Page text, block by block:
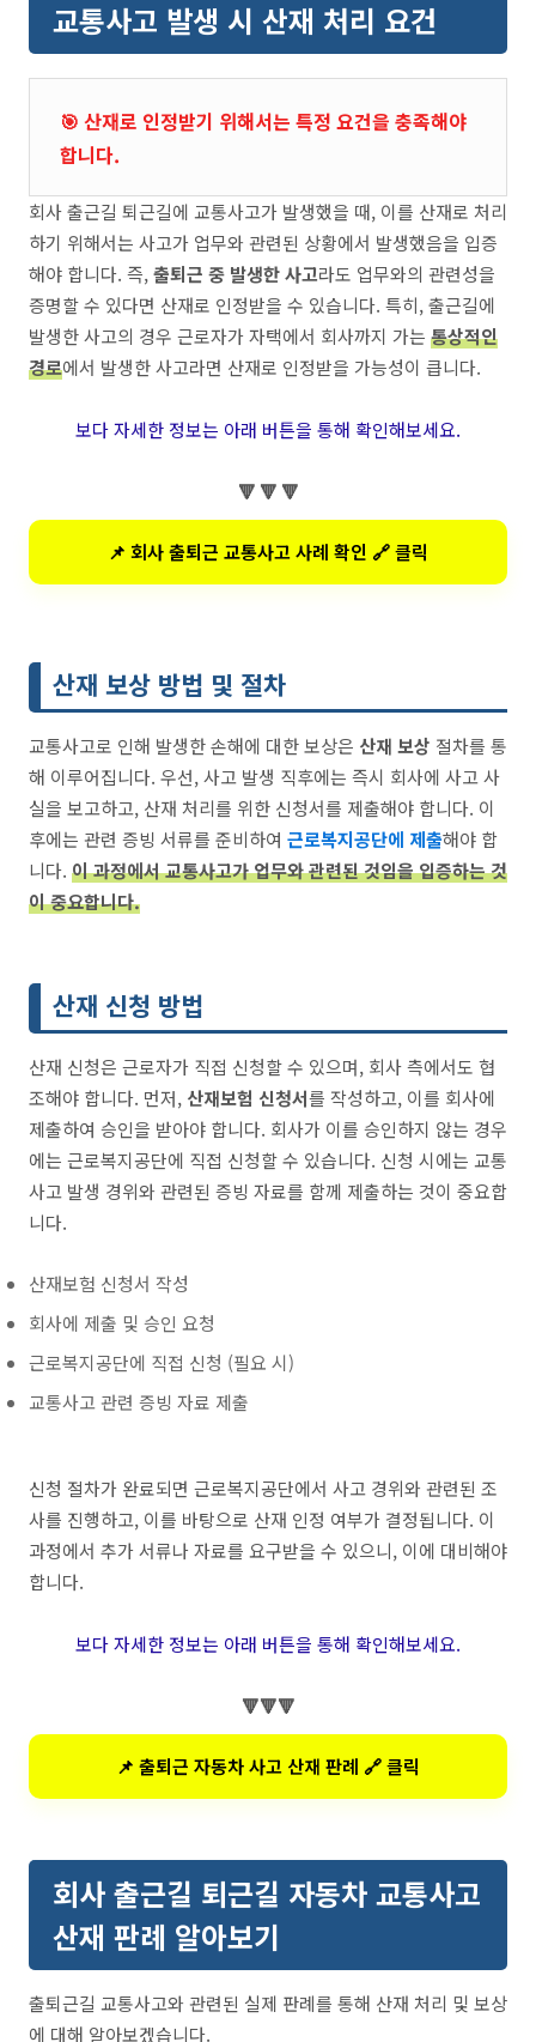
교통사고 발생 시 산재 처리 요건
🎯 산재로 인정받기 위해서는 특정 요건을 충족해야
합니다.
회사 출근길 퇴근길에 교통사고가 발생했을 때, 이를 산재로 처리
하기 위해서는 사고가 업무와 관련된 상황에서 발생했음을 입증
해야 합니다. 즉,출퇴근 중 발생한 사고라도 업무와의 관련성을
증명할 수 있다면 산재로 인정받을 수 있습니다. 특히, 출근길에
발생한 사고의 경우 근로자가 자택에서 회사까지 가는 통상적인
경로에서 발생한 사고라면 산재로 인정받을 가능성이 큽니다.
보다 자세한 정보는 아래 버튼을 통해 확인해보세요.
🔻 🔻 🔻
📌 회사 출퇴근 교통사고 사례 확인 🔗 클릭
산재 보상 방법 및 절차
교통사고로 인해 발생한 손해에 대한 보상은 산재 보상 절차를 통
해 이루어집니다. 우선, 사고 발생 직후에는 즉시 회사에 사고 사
실을 보고하고, 산재 처리를 위한 신청서를 제출해야 합니다. 이
후에는 관련 증빙 서류를 준비하여 근로복지공단에 제출해야 합
니다. 이 과정에서 교통사고가 업무와 관련된 것임을 입증하는 것
이 중요합니다.
산재 신청 방법
산재 신청은 근로자가 직접 신청할 수 있으며, 회사 측에서도 협
조해야 합니다. 먼저, 산재보험 신청서를 작성하고, 이를 회사에
제출하여 승인을 받아야 합니다. 회사가 이를 승인하지 않는 경우
에는 근로복지공단에 직접 신청할 수 있습니다. 신청 시에는 교통
사고 발생 경위와 관련된 증빙 자료를 함께 제출하는 것이 중요합
니다.
산재보험 신청서 작성
회사에 제출 및 승인 요청
근로복지공단에 직접 신청 (필요 시)
교통사고 관련 증빙 자료 제출
신청 절차가 완료되면 근로복지공단에서 사고 경위와 관련된 조
사를 진행하고, 이를 바탕으로 산재 인정 여부가 결정됩니다. 이
과정에서 추가 서류나 자료를 요구받을 수 있으니, 이에 대비해야
합니다.
보다 자세한 정보는 아래 버튼을 통해 확인해보세요.
🔻🔻🔻
📌 출퇴근 자동차 사고 산재 판례 🔗 클릭
회사 출근길 퇴근길 자동차 교통사고
산재 판례 알아보기
출퇴근길 교통사고와 관련된 실제 판례를 통해 산재 처리 및 보상
에 대해 알아보겠습니다.